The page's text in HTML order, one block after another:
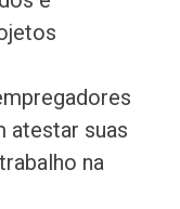
atestar suas
na